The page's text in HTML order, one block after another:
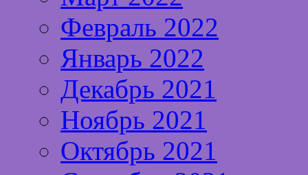
Февраль 2022
Январь 2022
Декабрь 2021
Ноябрь 2021
Октябрь 2021